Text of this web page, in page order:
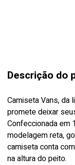
Descrição do
Camiseta Vans, da
promete deixar
Confeccionada em
modelagem reta,
camiseta conta
na altura do peito.